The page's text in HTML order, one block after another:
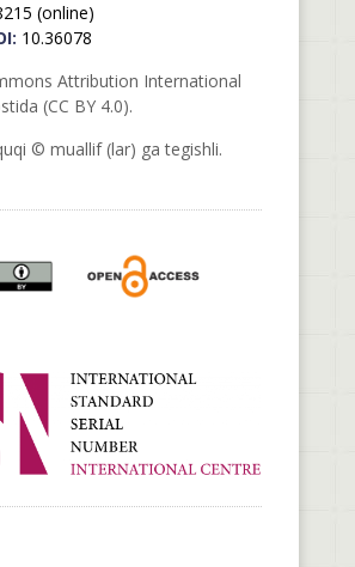
(online)
10.36078
Attribution International
(CC BY 4.0).
© muallif (lar) ga tegishli.